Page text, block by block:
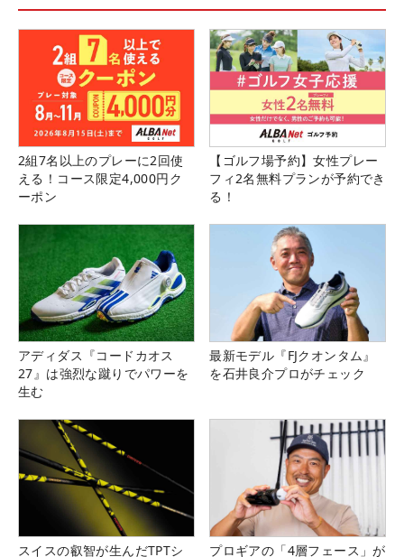
2組7名以上のプレーに2回使
える！コース限定4,000円ク
ーポン
【ゴルフ場予約】女性プレー
フィ2名無料プランが予約でき
る！
アディダス『コードカオス
27』は強烈な蹴りでパワーを
生む
最新モデル『FJクオンタム』
を石井良介プロがチェック
スイスの叡智が生んだTPTシ
プロギアの「4層フェース」が